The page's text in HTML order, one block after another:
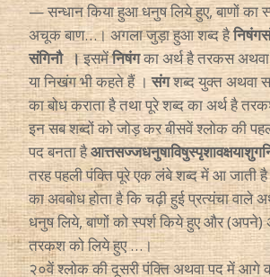
— सन्धान किया हुआ धनुष लिये हुए, बाणों का
अचूक बाण…। अगला जुड़ा हुआ शब्द है
संगिनौ ।इसमेंनिषंगका अर्थ है तरकस
या निखंग भी कहते हैं ।संगशब्द युक्त अथवा
का बोध कराता है तथा पूरे शब्द का अर्थ है
इन सब शब्दों को जोड़ कर बीसवें श्लोक की
पद बनता है
तरह पहली पंक्ति पूरे एक लंबे शब्द में आ जाती
का अवबोध होता है कि चढ़ी हुई प्रत्यंचा वाले
धनुष लिये, बाणों को स्पर्श किये हुए और
तरकश को लिये हुए …।
२०वें श्लोक की दूसरी पंक्ति अथवा पद में आगे